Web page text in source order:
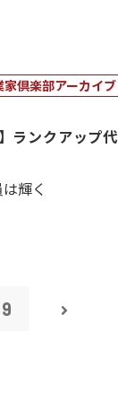
家倶楽部アーカイブ
ランクアップ代
輝く
9